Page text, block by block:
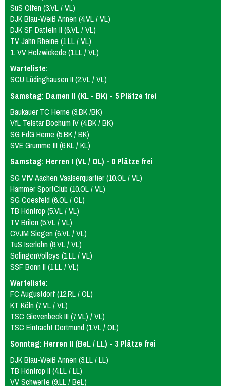
SuS Olfen (3.VL / VL)
DJK Blau-Weiß Annen (4.VL / VL)
DJK SF Datteln II (6.VL / VL)
TV Jahn Rheine (1.LL / VL)
1. VV Holzwickede (1.LL / VL)
Warteliste:
SCU Lüdinghausen II (2.VL / VL)
Samstag: Damen II (KL - BK) - 5 Plätze frei
Baukauer TC Herne (3.BK /BK)
VfL Telstar Bochum IV (4.BK / BK)
SG FdG Herne (5.BK / BK)
SVE Grumme III (6.KL / KL)
Samstag: Herren I (VL / OL) - 0 Plätze frei
SG VfV Aachen Vaalserquartier (10.OL / VL)
Hammer SportClub (10.OL / VL)
SG Coesfeld (6.OL / OL)
TB Höntrop (5.VL / VL)
TV Brilon (5.VL / VL)
CVJM Siegen (6.VL / VL)
TuS Iserlohn (8.VL / VL)
SolingenVolleys (1.LL / VL)
SSF Bonn II (1.LL / VL)
Warteliste:
FC Augustdorf (12.RL / OL)
KT Köln (7.VL / VL)
TSC Gievenbeck III (7.VL) / VL)
TSC Eintracht Dortmund (1.VL / OL)
Sonntag: Herren II (BeL / LL) - 3 Plätze frei
DJK Blau-Weiß Annen (3.LL / LL)
TB Höntrop II (4.LL / LL)
VV Schwerte (9.LL / BeL)